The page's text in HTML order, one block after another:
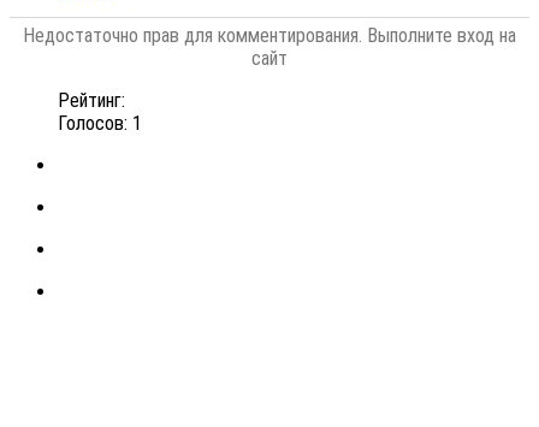
Недостаточно прав для комментирования. Выполните вход на
сайт
Рейтинг:
Голосов: 1